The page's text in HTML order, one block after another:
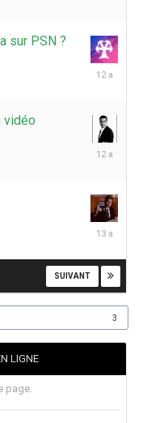
sur PSN ?
19
vidéo
16
2013
SUIVANT
3
LIGNE
page.